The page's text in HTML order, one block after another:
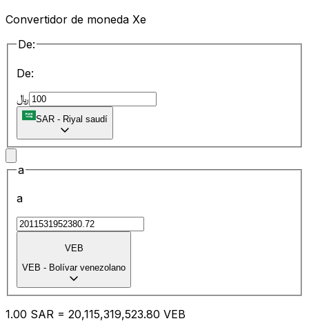
Convertidor de moneda Xe
De:
De:
﷼
SAR - Riyal saudí
a
a
VEB
VEB - Bolívar venezolano
1.00 SAR = 20,115,319,523.80 VEB